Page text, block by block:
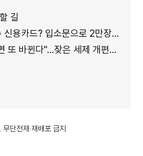
길
카드? 입소문으로 2만장 발급
"…잦은 세제 개편이 키운 '학습 효과'
단전재·재배포 금지